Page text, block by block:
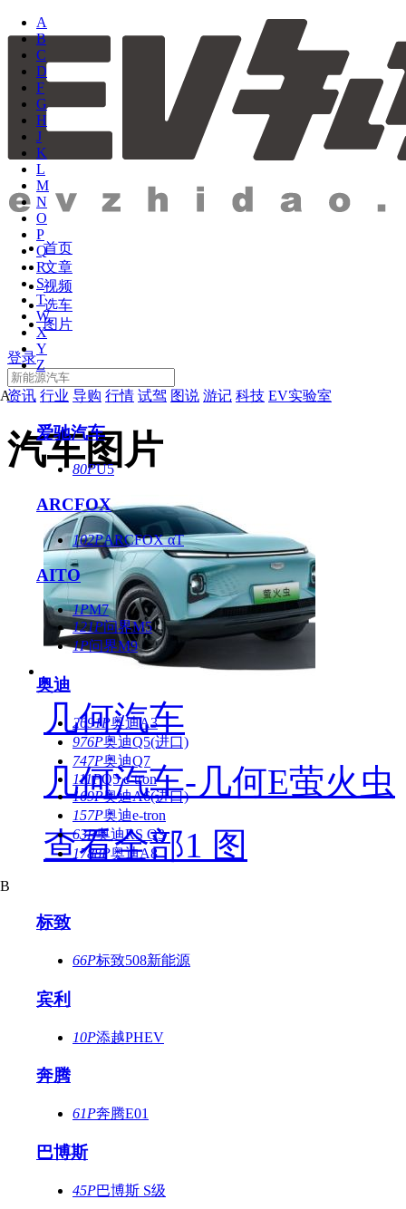
首页
文章
视频
选车
图片
登录
资讯 行业 导购 行情 试驾 图说 游记 科技 EV实验室
汽车图片
A
B
C
D
F
G
H
J
K
L
M
N
O
P
Q
R
S
T
W
X
Y
Z
A
爱驰汽车
80PU5
ARCFOX
102PARCFOX αT
AITO
1PM7
121P问界M5
1P问界M9
奥迪
2691P奥迪A3
976P奥迪Q5(进口)
747P奥迪Q7
111PQ5 e-tron
169P奥迪A6(进口)
157P奥迪e-tron
63P奥迪RS Q3
1788P奥迪A8
B
标致
66P标致508新能源
宾利
10P添越PHEV
奔腾
61P奔腾E01
巴博斯
45P巴博斯 S级
几何汽车
几何汽车-几何E萤火虫
查看全部1 图